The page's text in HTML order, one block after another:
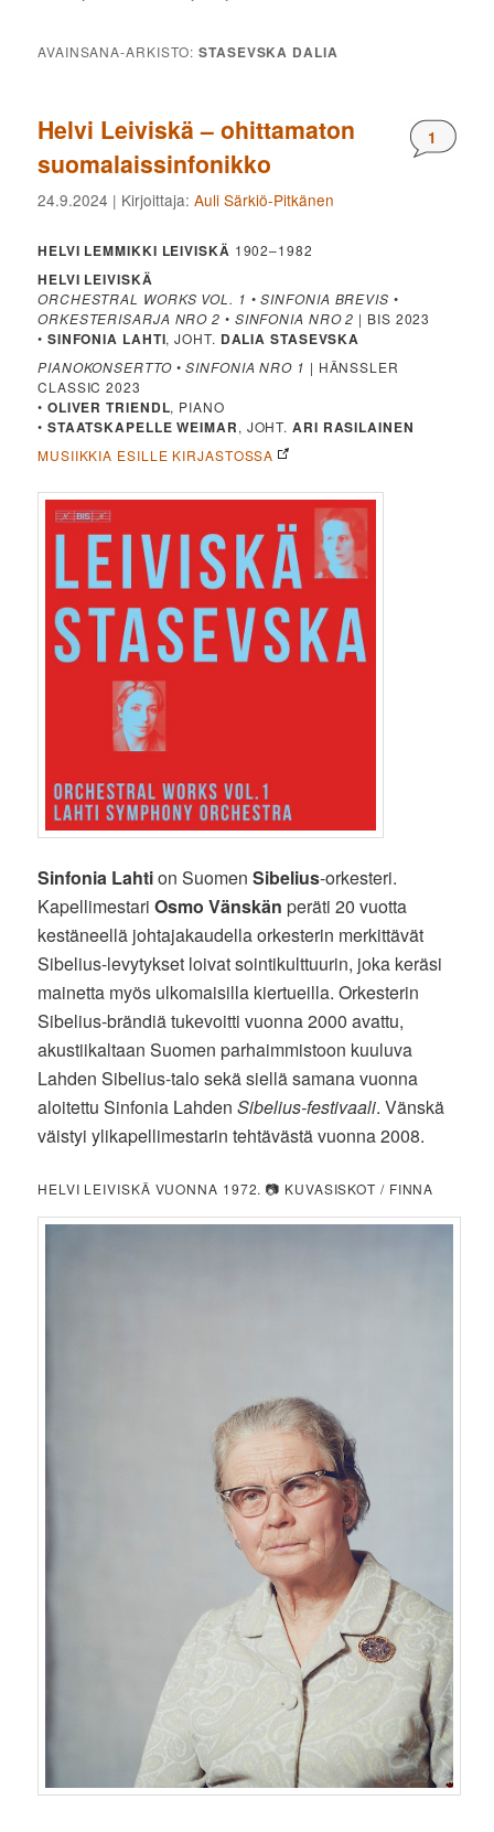
AVAINSANA-ARKISTO:STASEVSKA DALIA
Helvi Leiviskä – ohittamaton
suomalaissinfonikko
1
24.9.2024 | Kirjoittaja:Auli Särkiö-Pitkänen
HELVI LEMMIKKI LEIVISKÄ 1902–1982
HELVI LEIVISKÄ
ORCHESTRAL WORKS VOL. 1 • SINFONIA BREVIS •
ORKESTERISARJA NRO 2 • SINFONIA NRO 2 | BIS 2023
• SINFONIA LAHTI, JOHT. DALIA STASEVSKA
PIANOKONSERTTO • SINFONIA NRO 1 | HÄNSSLER
CLASSIC 2023
• OLIVER TRIENDL, PIANO
• STAATSKAPELLE WEIMAR, JOHT.ARI RASILAINEN
MUSIIKKIA ESILLE KIRJASTOSSA
Sinfonia Lahtion SuomenSibelius-orkesteri.
KapellimestariOsmo Vänskän peräti 20 vuotta
kestäneellä johtajakaudella orkesterin merkittävät
Sibelius-levytykset loivat sointikulttuurin, joka keräsi
mainetta myös ulkomaisilla kiertueilla. Orkesterin
Sibelius-brändiä tukevoitti vuonna 2000 avattu,
akustiikaltaan Suomen parhaimmistoon kuuluva
Lahden Sibelius-talo sekä siellä samana vuonna
aloitettu Sinfonia LahdenSibelius-festivaali. Vänskä
väistyi ylikapellimestarin tehtävästä vuonna 2008.
HELVI LEIVISKÄ VUONNA 1972. 📷 KUVASISKOT / FINNA